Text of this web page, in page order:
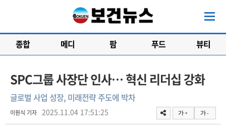
종합 메디 팜 푸드 뷰티
SPC그룹 사장단 인사… 혁신 리더십 강화
글로벌 사업 성장, 미래전략 주도에 박차
이원식 기자 2025.11.04 17:51:25 가 + 가 -